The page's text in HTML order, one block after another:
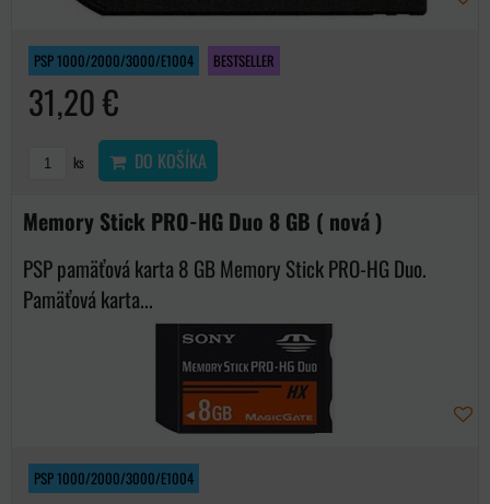
PSP 1000/2000/3000/E1004 BESTSELLER
31,20 €
ks DO KOŠÍKA
Memory Stick PRO-HG Duo 8 GB ( nová )
PSP pamäťová karta 8 GB Memory Stick PRO-HG Duo.
Pamäťová karta...
PSP 1000/2000/3000/E1004